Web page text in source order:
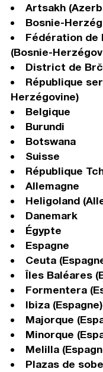
Artsakh
Bosnie-
Fédération de
(Bosnie-
District de
République
Herzégovine)
Belgique
Burundi
Botswana
Suisse
République
Allemagne
Heligoland
Danemark
Égypte
Espagne
Ceuta
Îles Baléares
Formentera
Ibiza (Espagne)
Majorque
Minorque
Melilla
Plazas de